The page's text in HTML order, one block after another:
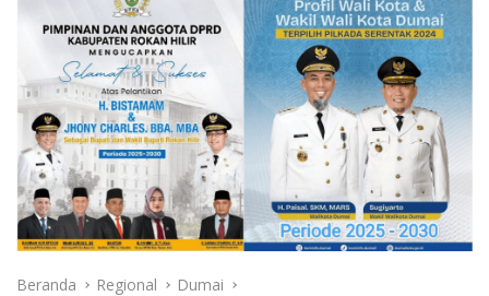
Beranda Regional Dumai